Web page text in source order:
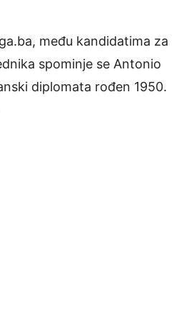
među kandidatima za
spominje se Antonio
diplomata rođen 1950.